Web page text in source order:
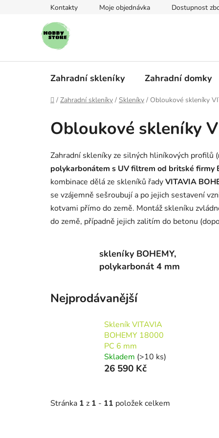
Kontakty Moje objednávka Dostupnost
Zahradní skleníky Zahradní domky
Domů
/ Zahradní skleníky / Skleníky / Obloukové skleníky
Obloukové skleníky
Zahradní skleníky ze silných hliníkových profilů (
polykarbonátem s UV filtrem od britské firmy
kombinace dělá ze skleníků řadyVITAVIA
se vzájemně sešroubují a po jejich sestavení
kotvami přímo do země. Montáž skleníku
do země, případně jejich zalitím do betonu
skleníky BOHEMY,
polykarbonát 4 mm
Nejprodávanější
Skleník VITAVIA
BOHEMY 18000
PC 6 mm
Skladem (>10 ks)
26 590 Kč
Stránka 1 z 1 - 11 položek celkem